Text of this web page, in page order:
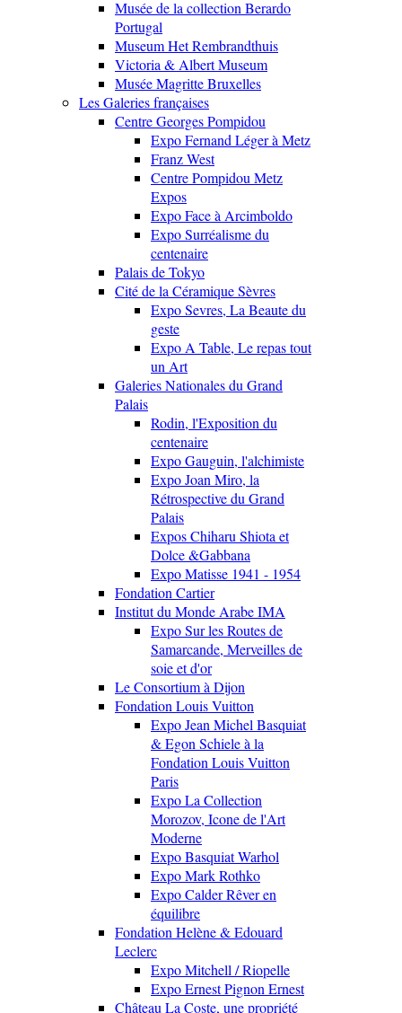
Musée de la collection Berardo
Portugal
Museum Het Rembrandthuis
Victoria & Albert Museum
Musée Magritte Bruxelles
Les Galeries françaises
Centre Georges Pompidou
Expo Fernand Léger à Metz
Franz West
Centre Pompidou Metz
Expos
Expo Face à Arcimboldo
Expo Surréalisme du
centenaire
Palais de Tokyo
Cité de la Céramique Sèvres
Expo Sevres, La Beaute du
geste
Expo A Table, Le repas tout
un Art
Galeries Nationales du Grand
Palais
Rodin, l'Exposition du
centenaire
Expo Gauguin, l'alchimiste
Expo Joan Miro, la
Rétrospective du Grand
Palais
Expos Chiharu Shiota et
Dolce &Gabbana
Expo Matisse 1941 - 1954
Fondation Cartier
Institut du Monde Arabe IMA
Expo Sur les Routes de
Samarcande, Merveilles de
soie et d'or
Le Consortium à Dijon
Fondation Louis Vuitton
Expo Jean Michel Basquiat
& Egon Schiele à la
Fondation Louis Vuitton
Paris
Expo La Collection
Morozov, Icone de l'Art
Moderne
Expo Basquiat Warhol
Expo Mark Rothko
Expo Calder Rêver en
équilibre
Fondation Helène & Edouard
Leclerc
Expo Mitchell / Riopelle
Expo Ernest Pignon Ernest
Château La Coste, une propriété